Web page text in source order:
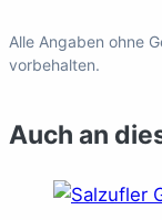
Alle Angaben ohne
vorbehalten.
Auch an